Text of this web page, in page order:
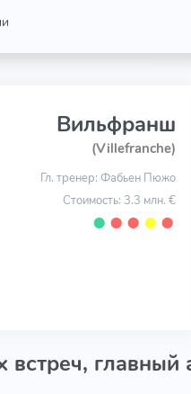
Вильфранш
(Villefranche)
Гл. тренер: Фабьен Пюжо
Стоимость: 3.3 млн. €
⬤ ⬤ ⬤ ⬤ ⬤
главный